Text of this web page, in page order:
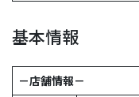
基本情報
－店舗情報－